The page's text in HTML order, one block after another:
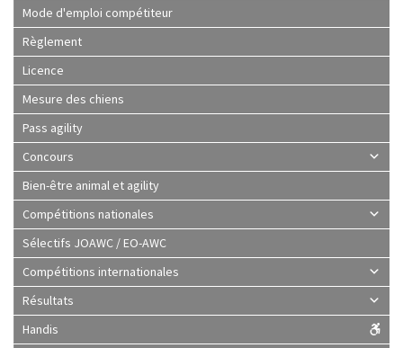
Mode d'emploi compétiteur
Règlement
Licence
Mesure des chiens
Pass agility
Concours
Bien-être animal et agility
Compétitions nationales
Sélectifs JOAWC / EO-AWC
Compétitions internationales
Résultats
Handis